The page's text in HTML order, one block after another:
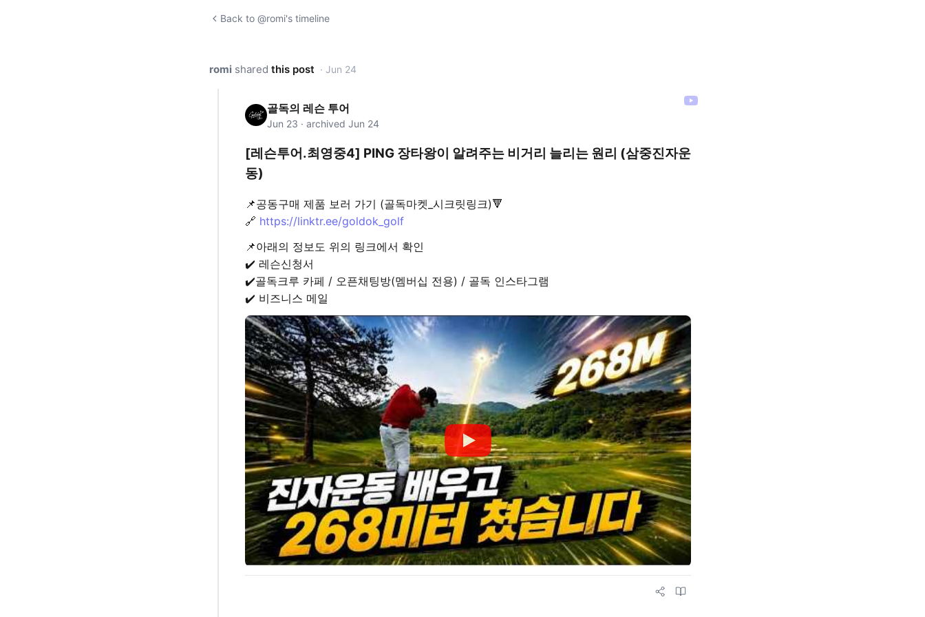
Back to @romi's timeline
romi shared this post · Jun 24
골독의 레슨 투어
Jun 23 · archived Jun 24
[레슨투어.최영중4] PING 장타왕이 알려주는 비거리 늘리는 원리 (삼중진자운
동)
📌공동구매 제품 보러 가기 (골독마켓_시크릿링크)🔻
🔗 https://linktr.ee/goldok_golf
📌아래의 정보도 위의 링크에서 확인
✔️ 레슨신청서
✔️골독크루 카페 / 오픈채팅방(멤버십 전용) / 골독 인스타그램
✔️ 비즈니스 메일